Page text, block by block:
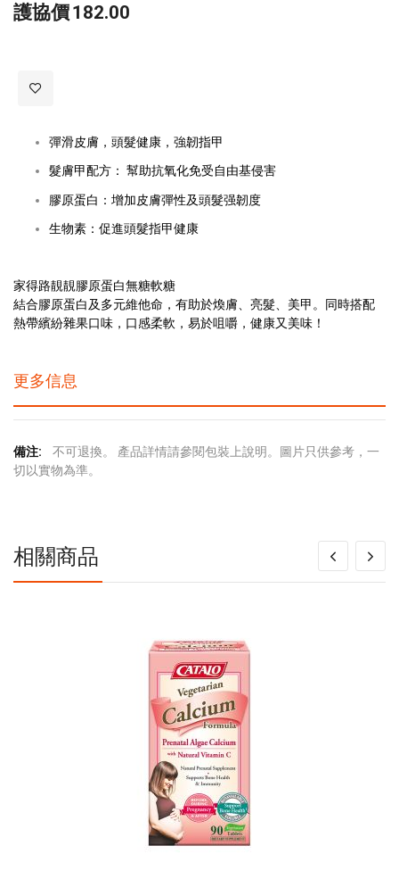
護協價182.00
彈滑皮膚，頭髮健康，強韌指甲
髮膚甲配方： 幫助抗氧化免受自由基侵害
膠原蛋白：增加皮膚彈性及頭髮强韌度
生物素：促進頭髮指甲健康
家得路靚靚膠原蛋白無糖軟糖
結合膠原蛋白及多元維他命，有助於煥膚、亮髮、美甲。同時搭配
熱帶繽紛雜果口味，口感柔軟，易於咀嚼，健康又美味！
更多信息
更
多
不可退換。 產品詳情請參閱包裝上說明。圖片只供參考，一
切以實物為準。
相關商品